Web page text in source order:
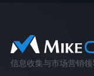
信息收集与市场营销领